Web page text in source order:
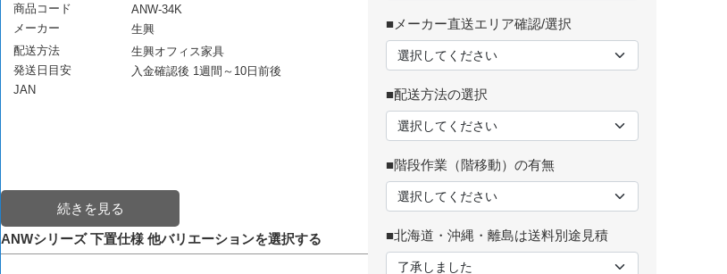
商品コード
ANW-34K
メーカー
生興
配送方法
生興オフィス家具
発送日目安
入金確認後 1週間～10日前後
JAN
ANWシリーズ 下置仕様 他バリエーションを選択する
■メーカー直送エリア確認/選択
■配送方法の選択
■階段作業（階移動）の有無
■北海道・沖縄・離島は送料別途見積